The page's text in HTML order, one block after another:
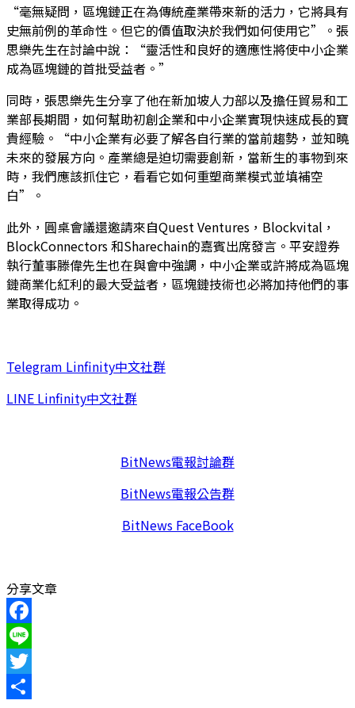
“毫無疑問，區塊鏈正在為傳統產業帶來新的活力，它將具有
史無前例的革命性。但它的價值取決於我們如何使用它”。張
思樂先生在討論中說：“靈活性和良好的適應性將使中小企業
成為區塊鏈的首批受益者。”
同時，張思樂先生分享了他在新加坡人力部以及擔任貿易和工
業部長期間，如何幫助初創企業和中小企業實現快速成長的寶
貴經驗。“中小企業有必要了解各自行業的當前趨勢，並知曉
未來的發展方向。產業總是迫切需要創新，當新生的事物到來
時，我們應該抓住它，看看它如何重塑商業模式並填補空
白”。
此外，圓桌會議還邀請來自Quest Ventures，Blockvital，
BlockConnectors 和Sharechain的嘉賓出席發言。平安證券
執行董事滕偉先生也在與會中強調，中小企業或許將成為區塊
鏈商業化紅利的最大受益者，區塊鏈技術也必將加持他們的事
業取得成功。
Telegram Linfinity中文社群
LINE Linfinity中文社群
BitNews電報討論群
BitNews電報公告群
BitNews FaceBook
分享文章
Facebook
Line
Twitter